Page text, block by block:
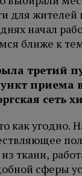
для
начал
ближе к
приема
сеть
как угодно.
ткани,
сферы